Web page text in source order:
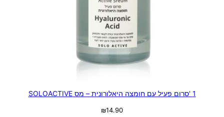
1 'סרום פעיל עם חומצה היאלורונית – מס SOLOACTIVE
₪14.90